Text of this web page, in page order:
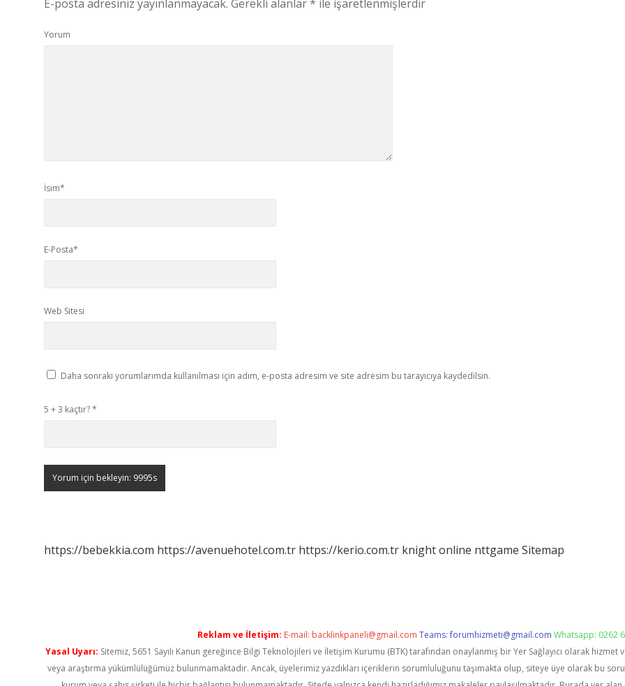
E-posta adresiniz yayınlanmayacak. Gerekli alanlar* ile işaretlenmişlerdir
Yorum
İsim*
E-Posta*
Web Sitesi
Daha sonraki yorumlarımda kullanılması için adım, e-posta adresim ve site adresim bu tarayıcıya kaydedilsin.
5 + 3 kaçtır?*
https://bebekkia.com https://avenuehotel.com.tr https://kerio.com.tr knight online nttgame Sitemap
Reklam ve İletişim: E-mail: backlinkpaneli@gmail.com Teams:forumhizmeti@gmail.com Whatsapp: 0262
Yasal Uyarı: Sitemiz, 5651 Sayılı Kanun gereğince Bilgi Teknolojileri ve İletişim Kurumu (BTK) tarafından onaylanmış bir Yer Sağlayıcı olarak
veya araştırma yükümlülüğümüz bulunmamaktadır. Ancak, üyelerimiz yazdıkları içeriklerin sorumluluğunu taşımakta olup, siteye üye olarak bu